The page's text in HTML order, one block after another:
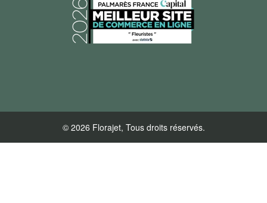
© 2026 Florajet, Tous droits réservés.